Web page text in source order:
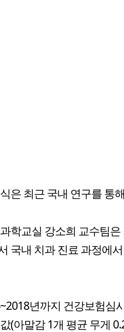
은 최근 국내 연구를 통
학교실 강소희 교수팀
국내 치과 진료 과정에
년까지 건강보험심
(아말감 1개 평균 무게